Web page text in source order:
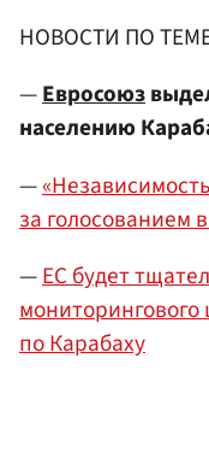
НОВОСТИ ПО
—Евросоюз
населению
—
за голосованием
—ЕС будет
по Карабаху